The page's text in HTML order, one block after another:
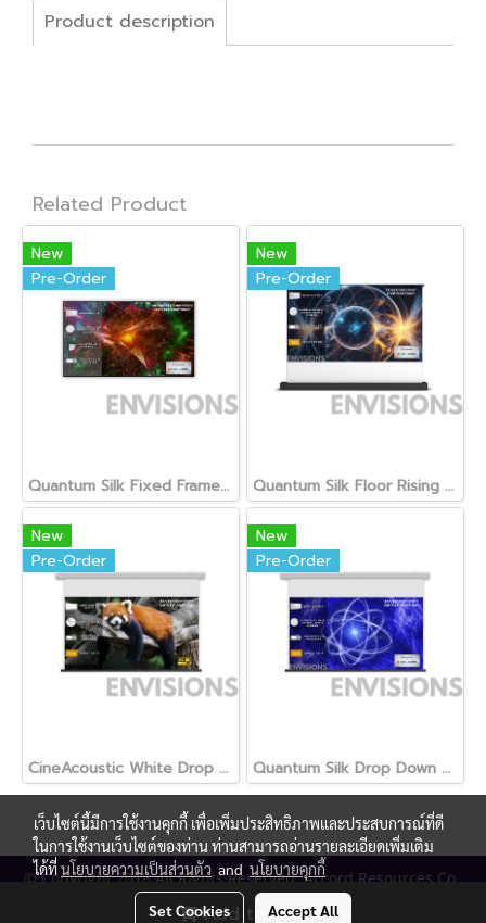
Add to Cart
Product description
Related Product
New
Pre-Order
Quantum Silk Fixed Frame Screen
New
Pre-Order
Quantum Silk Floor Rising Screen
New
Pre-Order
CineAcoustic White Drop Down Screen
New
Pre-Order
Quantum Silk Drop Down Screen
© Copyright 2018 All Rights Reserved. Accord Resources Co.,
Ltd. (AR Technology)
เว็บไซต์นี้มีการใช้งานคุกกี้ เพื่อเพิ่มประสิทธิภาพและประสบการณ์ที่ดี
ในการใช้งานเว็บไซต์ของท่าน ท่านสามารถอ่านรายละเอียดเพิ่มเติม
ได้ที่นโยบายความเป็นส่วนตัว and นโยบายคุกกี้
Set Cookies Accept All